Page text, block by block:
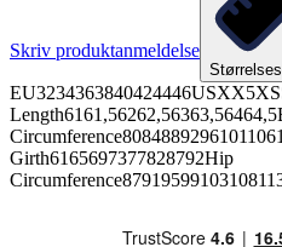
Skriv produktanmeldelse
Girth6165697377828792Hip